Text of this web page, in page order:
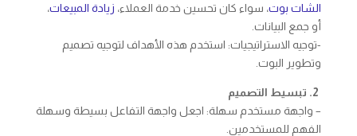
الشات بوت، سواء كان تحسين خدمة العملاء، زيادة المبيعات،
أو جمع البيانات.
-توجيه الاستراتيجيات: استخدم هذه الأهداف لتوجيه تصميم
وتطوير البوت.
– واجهة مستخدم سهلة: اجعل واجهة التفاعل بسيطة وسهلة
الفهم للمستخدمين.